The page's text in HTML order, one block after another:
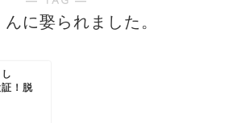
んに娶られました。
！脱